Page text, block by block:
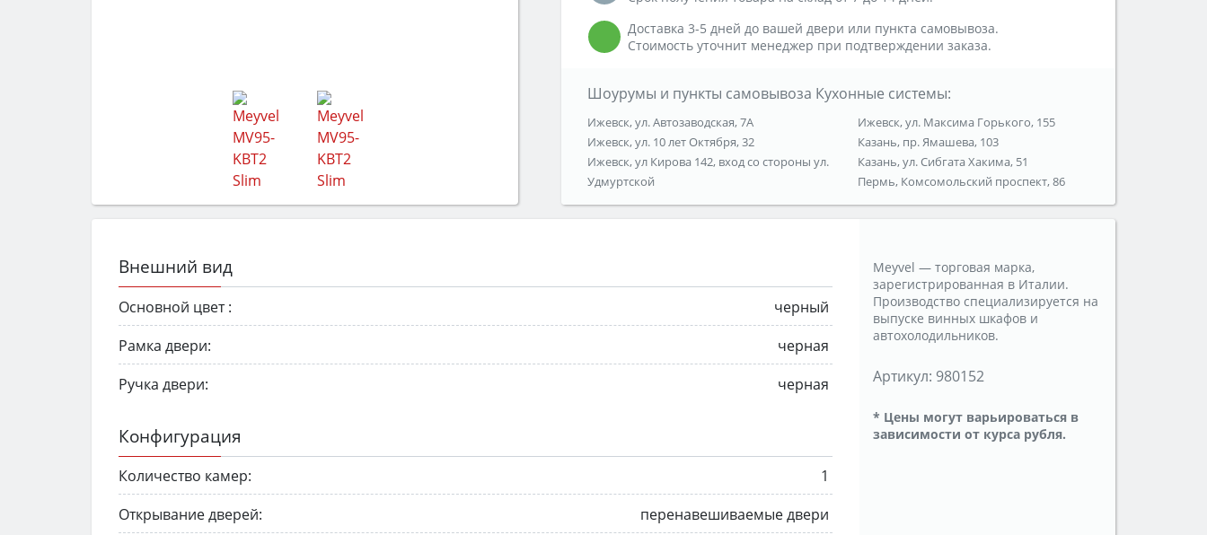
Доставка 3-5 дней до вашей двери или пункта самовывоза.
Стоимость уточнит менеджер при подтверждении заказа.
Шоурумы и пункты самовывоза Кухонные системы:
Ижевск, ул. Автозаводская, 7А
Ижевск, ул. 10 лет Октября, 32
Ижевск, ул Кирова 142, вход со стороны ул.
Удмуртской
Ижевск, ул. Максима Горького, 155
Казань, пр. Ямашева, 103
Казань, ул. Сибгата Хакима, 51
Пермь, Комсомольский проспект, 86
Внешний вид
Основной цвет :
черный
Рамка двери:
черная
Ручка двери:
черная
Конфигурация
Количество камер:
1
Открывание дверей:
перенавешиваемые двери
Meyvel — торговая марка,
зарегистрированная в Италии.
Производство специализируется на
выпуске винных шкафов и
автохолодильников.
Артикул: 980152
* Цены могут варьироваться в
зависимости от курса рубля.